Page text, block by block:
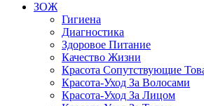
ЗОЖ
Гигиена
Диагностика
Здоровое Питание
Качество Жизни
Красота Сопутствующие
Красота-Уход За Волосами
Красота-Уход За Лицом